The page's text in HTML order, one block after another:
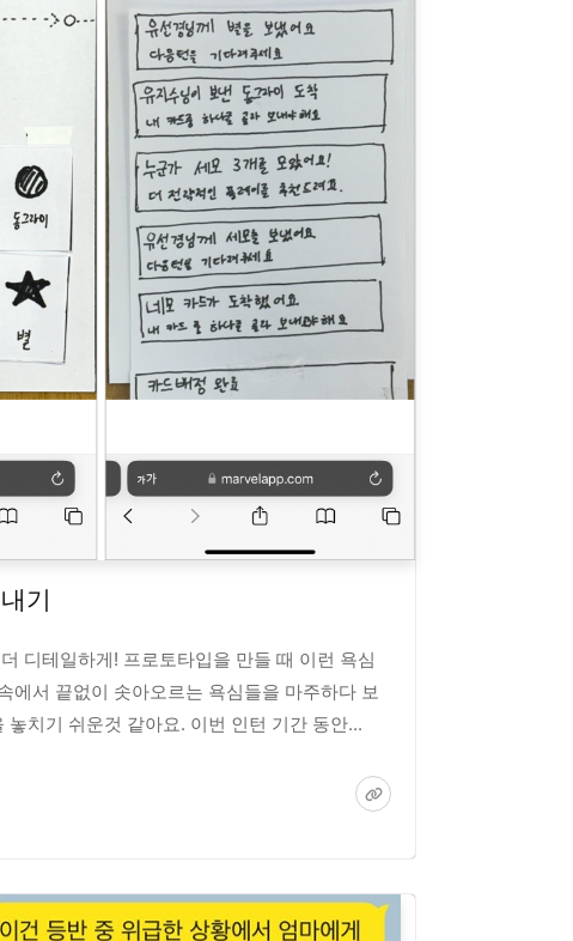
기
디테일하게! 프로토타입을 만들 때 이런 욕심
에서 끝없이 솟아오르는 욕심들을 마주하다 보
놓치기 쉬운것 같아요. 이번 인턴 기간 동안...